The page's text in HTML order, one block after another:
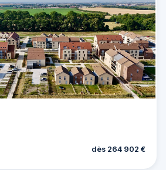
dès 264 902 €